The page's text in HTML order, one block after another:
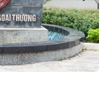
cấp
Nậm